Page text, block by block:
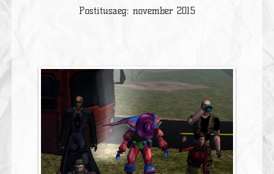
Postitusaeg: november 2015